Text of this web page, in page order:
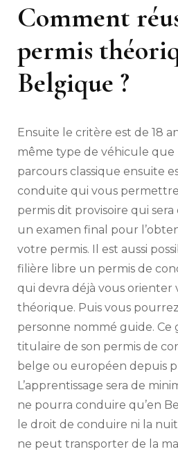
Comment
permis
Belgique ?
Ensuite le critère est de 18
même type de véhicule que
parcours classique ensuite
conduite qui vous
permis dit provisoire qui
un examen final pour
votre permis. Il est aussi
filière libre un permis de
qui devra déjà vous orienter
théorique. Puis vous
personne nommé guide. Ce
titulaire de son permis de
belge ou européen depuis
L’apprentissage sera de
ne pourra conduire qu’en
le droit de conduire ni la nuit
ne peut transporter de la